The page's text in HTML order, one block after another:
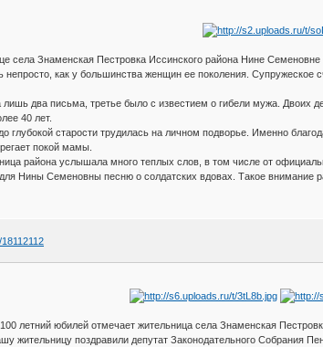
села Знаменская Пестровка Иссинского района Нине Семеновне
как у большинства женщин ее поколения. Супружеское
два письма, третье было с известием о гибели мужа. Двоих
40 лет.
старости трудилась на личном подворье. Именно
покой мамы.
района услышала много теплых слов, в том числе от
Нины Семеновны песню о солдатских вдовах. Такое внимание
летний юбилей отмечает жительница села Знаменская
поздравили депутат Законодательного Собрания